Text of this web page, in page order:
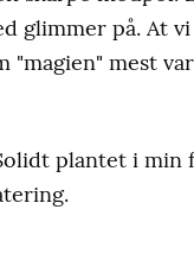
glimmer på. At
"magien" mest
plantet i